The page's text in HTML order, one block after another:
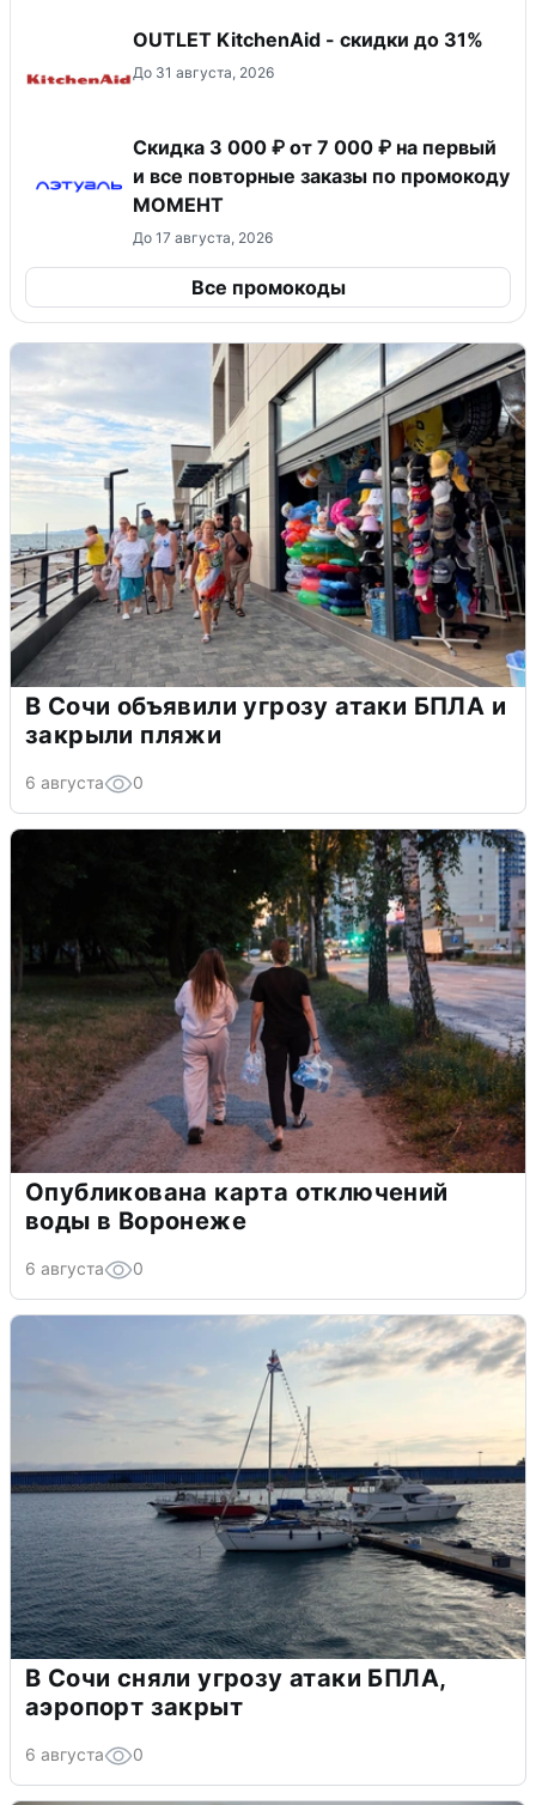
OUTLET KitchenAid - скидки до 31%
До 31 августа, 2026
Скидка 3 000 ₽ от 7 000 ₽ на первый
и все повторные заказы по промокоду
МОМЕНТ
До 17 августа, 2026
Все промокоды
В Сочи объявили угрозу атаки БПЛА и
закрыли пляжи
6 августа 0
Опубликована карта отключений
воды в Воронеже
6 августа 0
В Сочи сняли угрозу атаки БПЛА,
аэропорт закрыт
6 августа 0